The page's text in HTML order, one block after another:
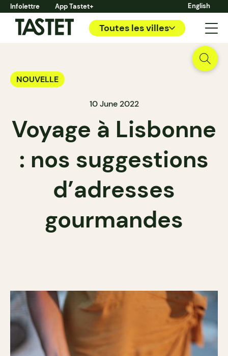
Infolettre App Tastet+ English
Toutes les villes
NOUVELLE
10 June 2022
Voyage à Lisbonne
: nos suggestions
d’adresses
gourmandes